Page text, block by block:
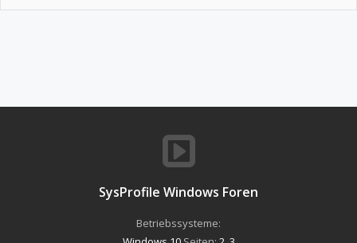
SysProfile Windows Foren
Betriebssysteme: